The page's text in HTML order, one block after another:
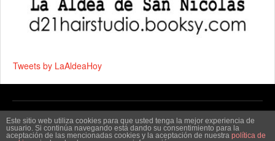
Tweets by LaAldeaHoy
Copyright © 2026 byLa Aldea Hoy - Noticias de La Aldea.
Este sitio web utiliza cookies para que usted tenga la mejor experiencia de
usuario. Si continúa navegando está dando su consentimiento para la
aceptación de las mencionadas cookies y la aceptación de nuestra política de